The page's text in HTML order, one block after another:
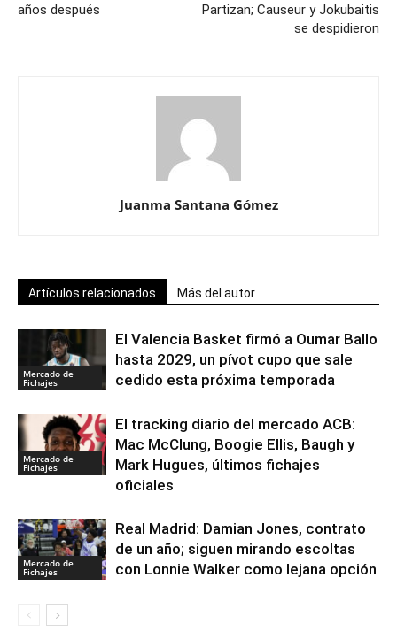
años después
Partizan; Causeur y Jokubaitis
se despidieron
Juanma Santana Gómez
Artículos relacionados Más del autor
Mercado de
Fichajes
El Valencia Basket firmó a Oumar Ballo
hasta 2029, un pívot cupo que sale
cedido esta próxima temporada
Mercado de
Fichajes
El tracking diario del mercado ACB:
Mac McClung, Boogie Ellis, Baugh y
Mark Hugues, últimos fichajes
oficiales
Mercado de
Fichajes
Real Madrid: Damian Jones, contrato
de un año; siguen mirando escoltas
con Lonnie Walker como lejana opción